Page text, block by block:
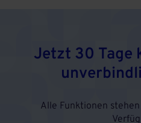
Jetzt 30 Tage
Alle Funktionen